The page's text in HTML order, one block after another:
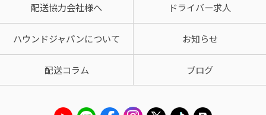
配送協力会社様へ ドライバー求人
ハウンドジャパンについて お知らせ
配送コラム ブログ